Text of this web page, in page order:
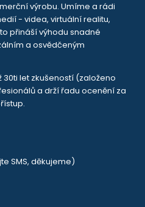
výrobu. Umíme a rádi
- videa, virtuální realitu,
přináší výhodu snadné
a osvědčeným
30ti let zkušeností (založeno
a drží řadu ocenění za
SMS, děkujeme)